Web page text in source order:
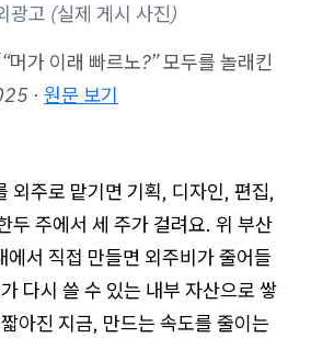
광고 (실제 게시 사진)
머가 이래 빠르노?” 모두를 놀래킨
· 원문 보기
외주로 맡기면 기획, 디자인, 편집,
두 주에서 세 주가 걸려요. 위 부산
에서 직접 만들면 외주비가 줄어들
다시 쓸 수 있는 내부 자산으로 쌓
아진 지금, 만드는 속도를 줄이는